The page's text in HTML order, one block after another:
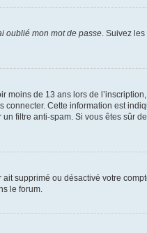
oublié mon mot de passe . Suivez
moins de 13 ans lors de
Cette information est
filtre anti-spam. Si vous êtes sûr
supprimé ou désactivé votre
le forum.